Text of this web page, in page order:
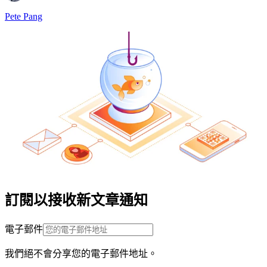
Pete Pang
訂閱以接收新文章通知
電子郵件
我們絕不會分享您的電子郵件地址。